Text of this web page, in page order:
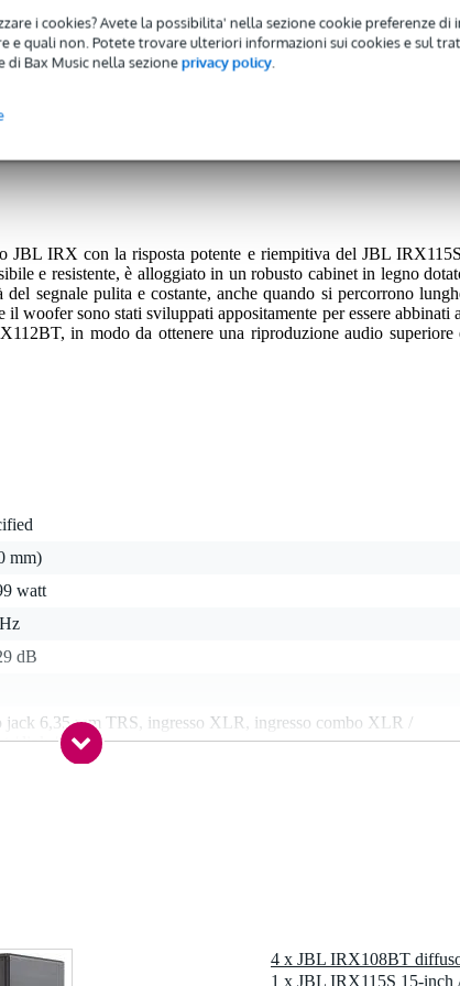
i cookies? Avete la possibilita' nella sezione cookie preferenze di
e quali non. Potete trovare ulteriori informazioni sui cookies e sul
di Bax Music nella sezioneprivacy policy.
JBL IRX con la risposta potente e riempitiva del JBL
e resistente, è alloggiato in un robusto cabinet in legno
segnale pulita e costante, anche quando si percorrono
woofer sono stati sviluppati appositamente per essere abbinati
in modo da ottenere una riproduzione audio superiore
mm)
watt
dB
jack 6,35 mm TRS, ingresso XLR, ingresso combo XLR /
/ link / thru
x 58,4 cm
1 x JBL IRX115S 15-inch